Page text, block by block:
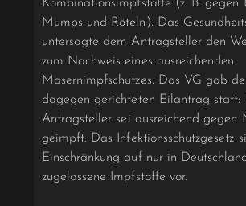
Kombinationsimpfstoffe (z. B. gegen
Mumps und Röteln). Das
untersagte dem Antragsteller den
zum Nachweis eines ausreichenden
Masernimpfschutzes. Das VG gab
dagegen gerichteten Eilantrag statt:
Antragsteller sei ausreichend gegen
geimpft. Das Infektionsschutzgesetz
Einschränkung auf nur in Deutschland
zugelassene Impfstoffe vor.